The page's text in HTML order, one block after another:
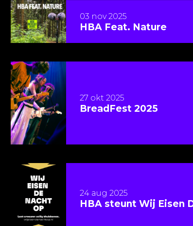
HBA Feat. Nature
03 nov 2025
Lees meer over HBA Feat. Nature
BreadFest 2025
27 okt 2025
Lees meer over BreadFest 2025
HBA steunt Wij Eisen
24 aug 2025
Lees meer over HBA steunt Wij Eisen De